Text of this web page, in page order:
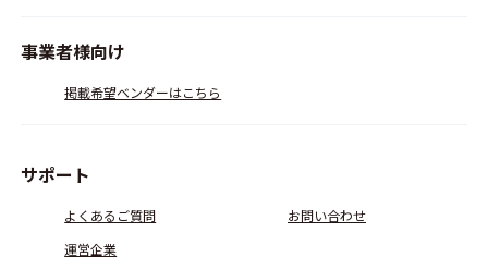
事業者様向け
掲載希望ベンダーはこちら
サポート
よくあるご質問
お問い合わせ
運営企業